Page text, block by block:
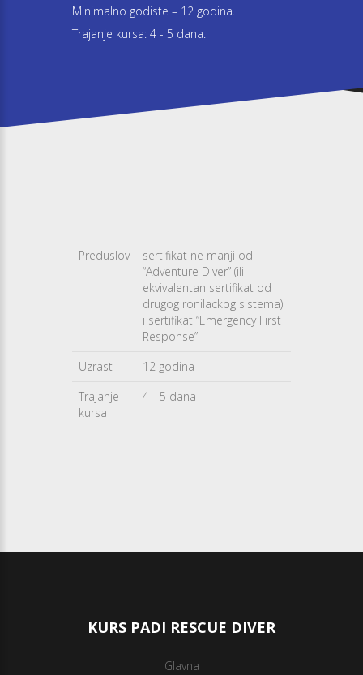
Minimalno godiste – 12 godina.
Trajanje kursa: 4 - 5 dana.
Preduslov
sertifikat ne manji od
“Adventure Diver” (ili
ekvivalentan sertifikat od
drugog ronilackog sistema)
i sertifikat “Emergency First
Response”
Uzrast
12 godina
Trajanje
kursa
4 - 5 dana
KURS PADI RESCUE DIVER
Glavna